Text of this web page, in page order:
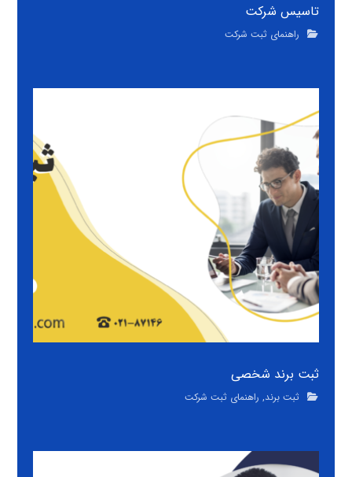
تاسیس شرکت
راهنمای ثبت شرکت
ثبت برند شخصی
ثبت برند, راهنمای ثبت شرکت